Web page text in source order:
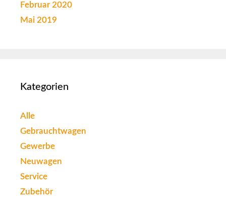
Februar 2020
Mai 2019
Kategorien
Alle
Gebrauchtwagen
Gewerbe
Neuwagen
Service
Zubehör